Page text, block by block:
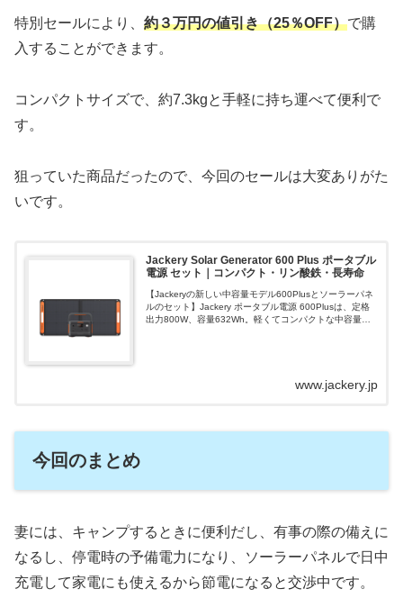
特別セールにより、 約３万円の値引き（25％OFF）で購
入することができます。
コンパクトサイズで、約7.3kgと手軽に持ち運べて便利で
す。
狙っていた商品だったので、今回のセールは大変ありがた
いです。
Jackery Solar Generator 600 Plus ポータブル
電源 セット｜コンパクト・リン酸鉄・長寿命
【Jackeryの新しい中容量モデル600Plusとソーラーパネ
ルのセット】Jackery ポータブル電源 600Plusは、定格
出力800W、容量632Wh。軽くてコンパクトな中容量モ
www.jackery.jp
今回のまとめ
妻には、キャンプするときに便利だし、有事の際の備えに
なるし、停電時の予備電力になり、ソーラーパネルで日中
充電して家電にも使えるから節電になると交渉中です。